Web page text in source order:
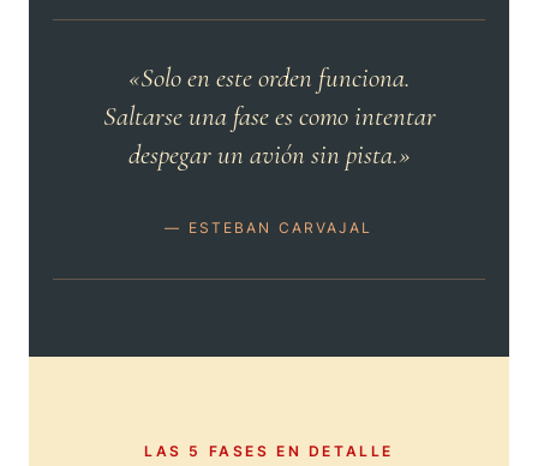
«Solo en este orden funciona.
Saltarse una fase es como intentar
despegar un avión sin pista.»
— ESTEBAN CARVAJAL
LAS 5 FASES EN DETALLE